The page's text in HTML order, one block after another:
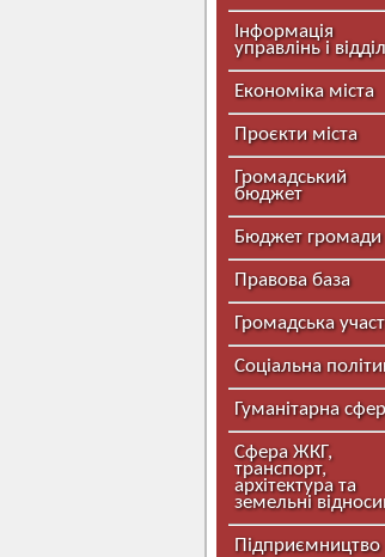
Інформація
управлінь і
Економіка міста
Проєкти міста
Громадський
бюджет
Бюджет громади
Правова база
Громадська
Соціальна
Гуманітарна
Сфера ЖКГ,
транспорт,
архітектура та
земельні
Підприємництво